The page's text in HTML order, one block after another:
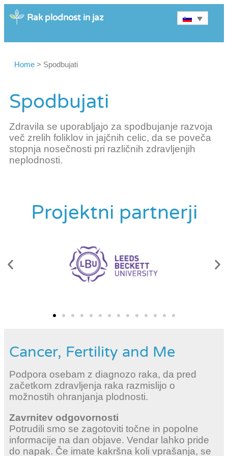
Rak plodnost in jaz
Home > Spodbujati
Spodbujati
Zdravila se uporabljajo za spodbujanje razvoja
več zrelih foliklov in jajčnih celic, da se poveča
stopnja nosečnosti pri različnih zdravljenjih
neplodnosti.
Projektni partnerji
Cancer, Fertility and Me
Podpora osebam z diagnozo raka, da pred
začetkom zdravljenja raka razmislijo o
možnostih ohranjanja plodnosti.
Zavrnitev odgovornosti
Potrudili smo se zagotoviti točne in popolne
informacije na dan objave. Vendar lahko pride
do napak. Če imate kakršna koli vprašanja, se